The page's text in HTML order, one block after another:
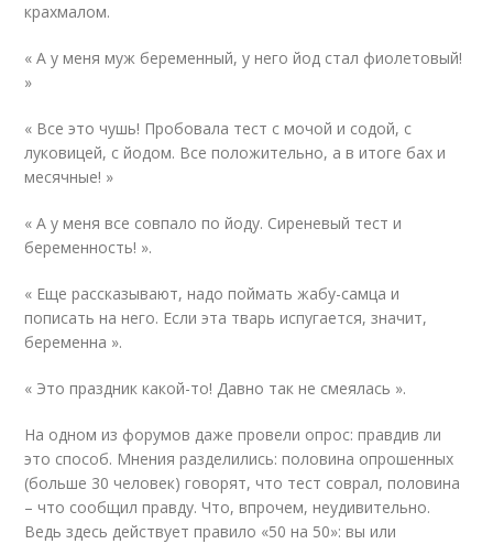
крахмалом.
« А у меня муж беременный, у него йод стал фиолетовый!
»
« Все это чушь! Пробовала тест с мочой и содой, с
луковицей, с йодом. Все положительно, а в итоге бах и
месячные! »
« А у меня все совпало по йоду. Сиреневый тест и
беременность! ».
« Еще рассказывают, надо поймать жабу-самца и
пописать на него. Если эта тварь испугается, значит,
беременна ».
« Это праздник какой-то! Давно так не смеялась ».
На одном из форумов даже провели опрос: правдив ли
это способ. Мнения разделились: половина опрошенных
(больше 30 человек) говорят, что тест соврал, половина
– что сообщил правду. Что, впрочем, неудивительно.
Ведь здесь действует правило «50 на 50»: вы или